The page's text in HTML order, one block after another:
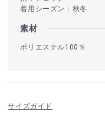
着用シーズン：秋冬
素材
ポリエステル100％
サイズガイド